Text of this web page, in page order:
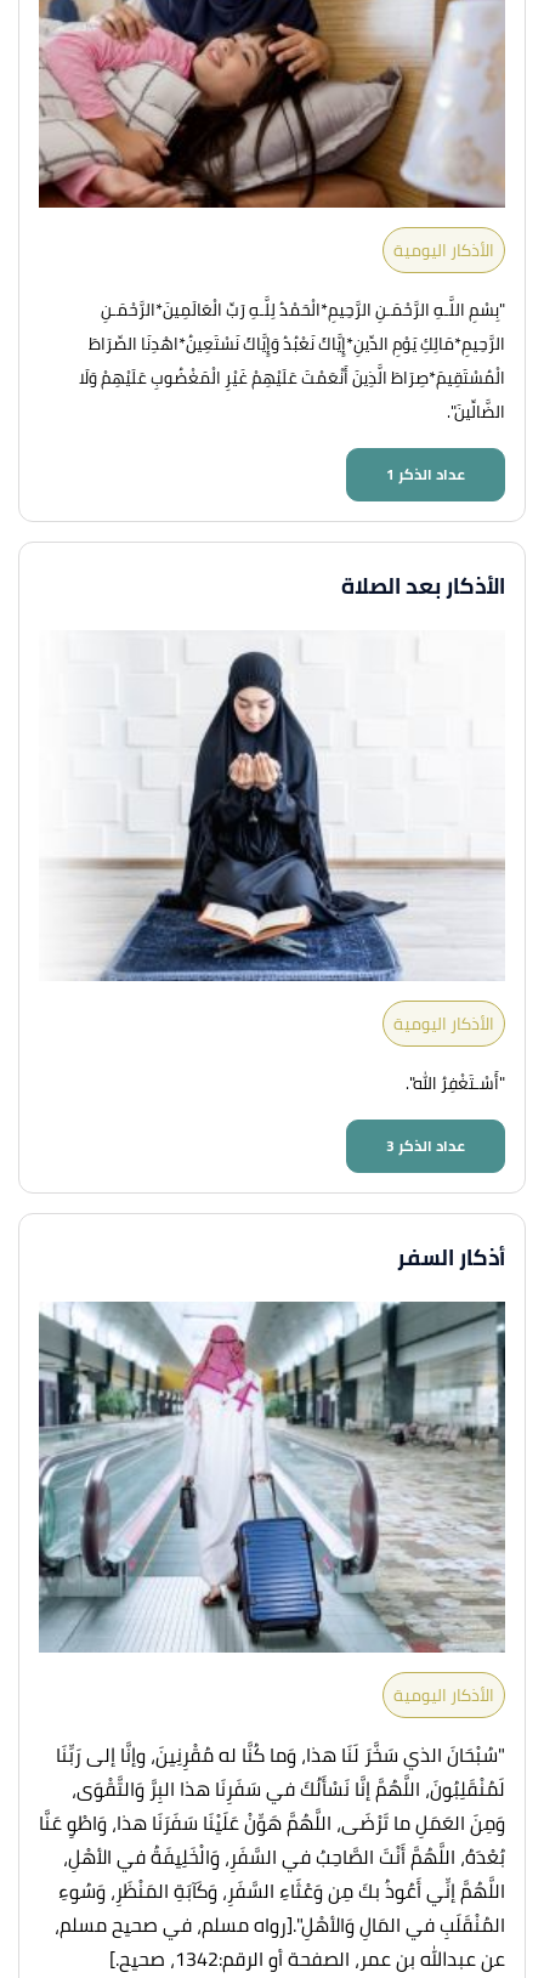
الأذكار اليومية
"بِسْمِ اللَّـهِ الرَّحْمَـنِ الرَّحِيمِ*الْحَمْدُ لِلَّـهِ رَبِّ الْعَالَمِينَ*الرَّحْمَـنِ
الرَّحِيمِ*مَالِكِ يَوْمِ الدِّينِ*إِيَّاكَ نَعْبُدُ وَإِيَّاكَ نَسْتَعِينُ*اهْدِنَا الصِّرَاطَ
الْمُسْتَقِيمَ*صِرَاطَ الَّذِينَ أَنْعَمْتَ عَلَيْهِمْ غَيْرِ الْمَغْضُوبِ عَلَيْهِمْ وَلَا
الضَّالِّينَ".
عداد الذكر 1
الأذكار بعد الصلاة
الأذكار اليومية
"أَسْـتَغْفِرُ الله".
عداد الذكر 3
أذكار السفر
الأذكار اليومية
"سُبْحَانَ الذي سَخَّرَ لَنَا هذا، وَما كُنَّا له مُقْرِنِينَ، وإنَّا إلى رَبِّنَا
لَمُنْقَلِبُونَ، اللَّهُمَّ إنَّا نَسْأَلُكَ في سَفَرِنَا هذا البِرَّ وَالتَّقْوَى،
وَمِنَ العَمَلِ ما تَرْضَى، اللَّهُمَّ هَوِّنْ عَلَيْنَا سَفَرَنَا هذا، وَاطْوِ عَنَّا
بُعْدَهُ، اللَّهُمَّ أَنْتَ الصَّاحِبُ في السَّفَرِ، وَالْخَلِيفَةُ في الأهْلِ،
اللَّهُمَّ إنِّي أَعُوذُ بكَ مِن وَعْثَاءِ السَّفَرِ، وَكَآبَةِ المَنْظَرِ، وَسُوءِ
المُنْقَلَبِ في المَالِ وَالأهْلِ".[رواه مسلم، في صحيح مسلم،
عن عبدالله بن عمر، الصفحة أو الرقم:1342، صحيح.]